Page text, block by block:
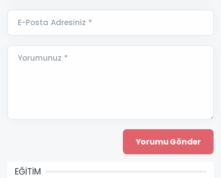
E-Posta Adresiniz *
Yorumunuz *
EĞİTİM